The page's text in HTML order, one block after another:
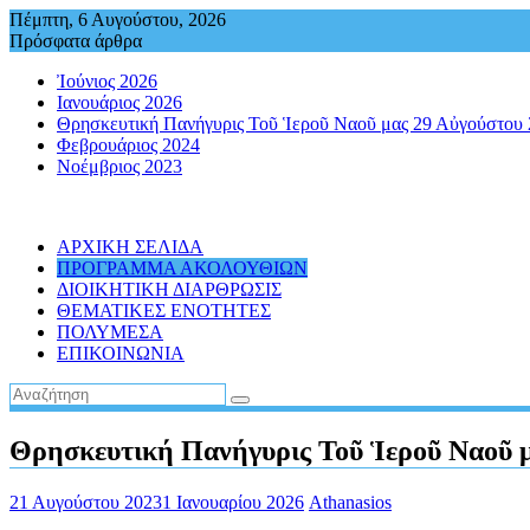
Περάστε
στο
Πέμπτη, 6 Αυγούστου, 2026
Πρόσφατα άρθρα
Ἰούνιος 2026
Ιανουάριος 2026
Θρησκευτική Πανήγυρις Τοῦ Ἱεροῦ Ναοῦ μας 29 Αὐγούστου
Φεβρουάριος 2024
Νοέμβριος 2023
ΑΡΧΙΚΗ ΣΕΛΙΔΑ
ΠΡΟΓΡΑΜΜΑ ΑΚΟΛΟΥΘΙΩΝ
ΔΙΟΙΚΗΤΙΚΗ ΔΙΑΡΘΡΩΣΙΣ
ΘΕΜΑΤΙΚΕΣ ΕΝΟΤΗΤΕΣ
ΠΟΛΥΜΕΣΑ
ΕΠΙΚΟΙΝΩΝΙΑ
Θρησκευτική Πανήγυρις Τοῦ Ἱεροῦ Ναοῦ
21 Αυγούστου 20231 Ιανουαρίου 2026 Athanasios